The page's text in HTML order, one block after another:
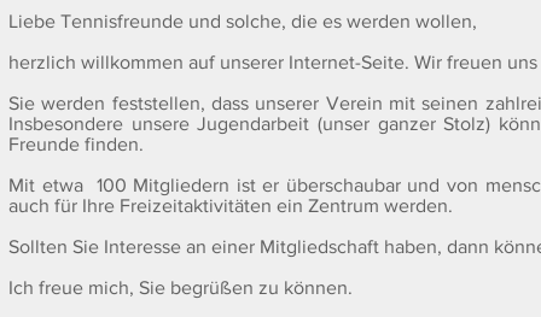
Liebe Tennisfreunde und solche, die es werden wollen,
herzlich willkommen auf unserer Internet-Seite. Wir freuen
Sie werden feststellen, dass unserer Verein mit seinen
Insbesondere unsere Jugendarbeit (unser ganzer Stolz)
Freunde finden.
Mit etwa 100 Mitgliedern ist er überschaubar und von
auch für Ihre Freizeitaktivitäten ein Zentrum werden.
Sollten Sie Interesse an einer Mitgliedschaft haben, dann
Ich freue mich, Sie begrüßen zu können.